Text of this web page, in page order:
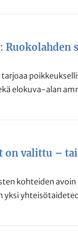
elokuva-alan
on valittu –
kohteiden
yksi